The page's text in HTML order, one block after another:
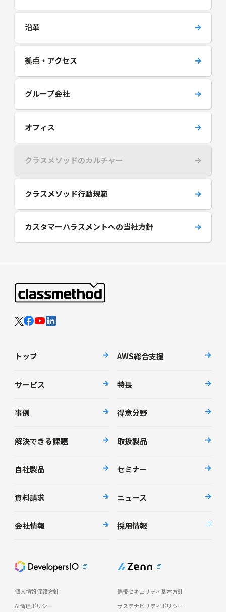
沿革
拠点・アクセス
グループ会社
オフィス
クラスメソッドのカルチャー
クラスメソッド行動規範
カスタマーハラスメントへの当社方針
トップ AWS総合支援
サービス 特長
事例 得意分野
解決できる課題 取扱製品
自社製品 セミナー
資料請求 ニュース
会社情報 採用情報
個人情報保護方針
情報セキュリティ基本方針
AI倫理ポリシー
サステナビリティポリシー